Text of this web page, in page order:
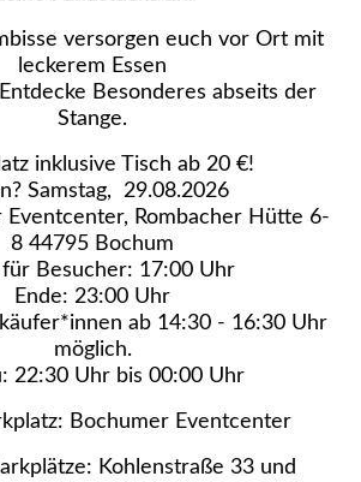
versorgen euch vor Ort mit
leckerem Essen
Besonderes abseits der
Stange.
inklusive Tisch ab 20 €!
Samstag, 29.08.2026
Eventcenter, Rombacher Hütte 6-
8 44795 Bochum
Besucher: 17:00 Uhr
Ende: 23:00 Uhr
ab 14:30 - 16:30 Uhr
möglich.
22:30 Uhr bis 00:00 Uhr
Bochumer Eventcenter
Kohlenstraße 33 und